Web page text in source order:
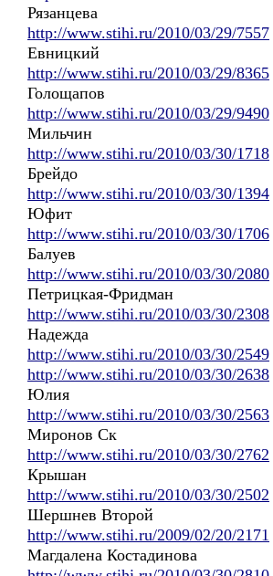
Рязанцева
http://www.stihi.ru/2010/03/29/7557
Евницкий
http://www.stihi.ru/2010/03/29/8365
Голощапов
http://www.stihi.ru/2010/03/29/9490
Мильчин
http://www.stihi.ru/2010/03/30/1718
Брейдо
http://www.stihi.ru/2010/03/30/1394
Юфит
http://www.stihi.ru/2010/03/30/1706
Балуев
http://www.stihi.ru/2010/03/30/2080
Петрицкая-Фридман
http://www.stihi.ru/2010/03/30/2308
Надежда
http://www.stihi.ru/2010/03/30/2549
http://www.stihi.ru/2010/03/30/2638
Юлия
http://www.stihi.ru/2010/03/30/2563
Миронов Ск
http://www.stihi.ru/2010/03/30/2762
Крышан
http://www.stihi.ru/2010/03/30/2502
Шершнев Второй
http://www.stihi.ru/2009/02/20/2171
Магдалена Костадинова